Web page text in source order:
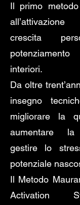
Il primo
crescita
interiori.
Da oltre
insegno
migliorare la
aumentare la
gestire lo
potenziale
Il Metodo
Activation